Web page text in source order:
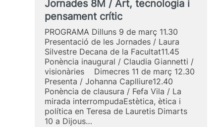
Jornades 8M / Art, tecnologia i
pensament crític
PROGRAMA Dilluns 9 de març 11.30
Presentació de les Jornades / Laura
Silvestre Decana de la Facultat11.45
Ponència inaugural / Claudia Giannetti /
visionàries Dimecres 11 de març 12.30
Presenta / Johanna Caplliure12.40
Ponència de clausura / Fefa Vila / La
mirada interrompudaEstètica, ètica i
política en Teresa de Lauretis Dimarts
10 a Dijous…